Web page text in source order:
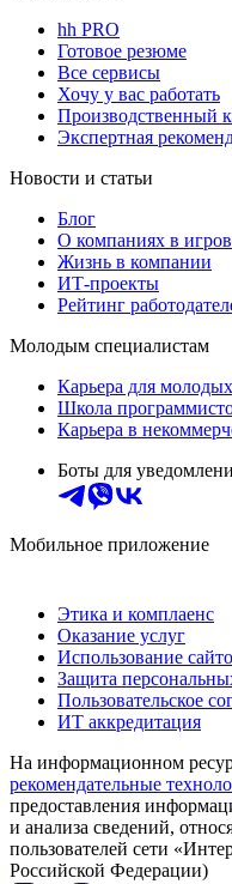
hh PRO
Готовое резюме
Все сервисы
Хочу у вас работать
Производственный
Экспертная
Новости и статьи
Блог
О компаниях в
Жизнь в компании
ИТ-проекты
Рейтинг
Молодым специалистам
Карьера для
Школа
Карьера в
Боты для
Мобильное приложение
Этика и комплаенс
Оказание услуг
Использование
Защита
Пользовательское
ИТ аккредитация
На информационном
рекомендательные
предоставления
и анализа сведений,
пользователей сети
Российской Федерации)